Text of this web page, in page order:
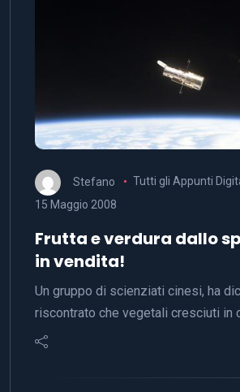
Stefano
Tutti gli Appunti
15 Maggio 2008
Frutta e verdura dallo
in vendita!
Un gruppo di scienziati cinesi, ha
riscontrato che vegetali cresciuti in